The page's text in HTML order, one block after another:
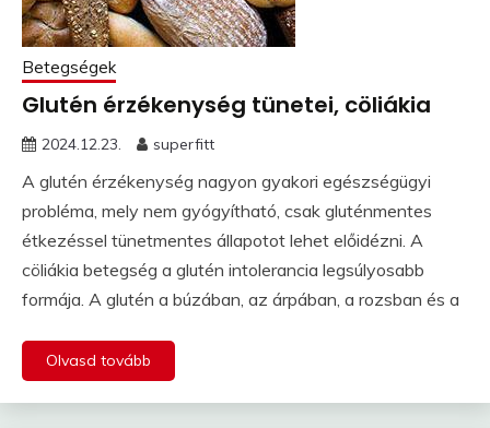
Betegségek
Glutén érzékenység tünetei, cöliákia
2024.12.23. superfitt
A glutén érzékenység nagyon gyakori egészségügyi
probléma, mely nem gyógyítható, csak gluténmentes
étkezéssel tünetmentes állapotot lehet előidézni. A
cöliákia betegség a glutén intolerancia legsúlyosabb
formája. A glutén a búzában, az árpában, a rozsban és a
Olvasd tovább